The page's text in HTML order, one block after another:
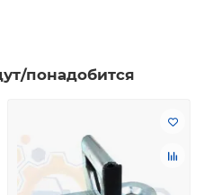
понадобится